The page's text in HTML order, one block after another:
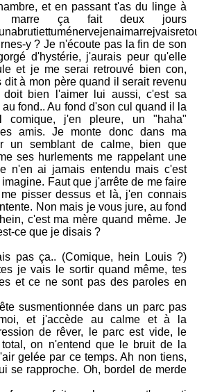
et en passant t'as du linge à
marre ça fait deux jours
y ? Je n'écoute pas la fin de son
d'hystérie, j'aurais peur qu'elle
et je me serai retrouvé bien con,
dit à mon père quand il serait revenu
bien l'aimer lui aussi, c'est sa
fond.. Au fond d'son cul quand il la
comique, j'en pleure, un "haha"
amis. Je monte donc dans ma
un semblant de calme, bien que
ses hurlements me rappelant une
n'en ai jamais entendu mais c'est
Faut que j'arrête de me faire
pisser dessus et là, j'en connais
Non mais je vous jure, au fond
c'est ma mère quand même. Je
ce que je disais ?
pas ça.. (Comique, hein Louis ?)
je vais le sortir quand même, tes
et ce ne sont pas des paroles en
susmentionnée dans un parc pas
et j'accède au calme et à la
de rêver, le parc est vide, le
on n'entend que le bruit de la
gelée par ce temps. Ah non tiens,
se rapproche. Oh, bordel de merde